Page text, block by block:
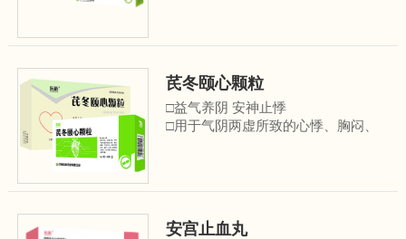
芪冬颐心颗粒
□益气养阴 安神止悸
□用于气阴两虚所致的心悸、胸闷、
安宫止血丸